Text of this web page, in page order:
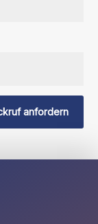
anfordern